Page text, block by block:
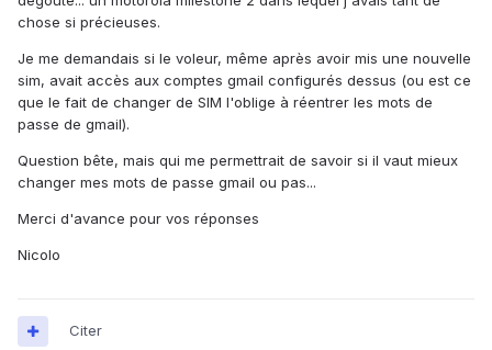
chose si précieuses.
Je me demandais si le voleur, même après avoir mis une nouvelle
sim, avait accès aux comptes gmail configurés dessus (ou est ce
que le fait de changer de SIM l'oblige à réentrer les mots de
passe de gmail).
Question bête, mais qui me permettrait de savoir si il vaut mieux
changer mes mots de passe gmail ou pas...
Merci d'avance pour vos réponses
Nicolo
Citer